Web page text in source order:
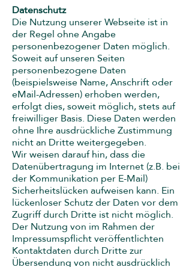
Datenschutz
Die Nutzung unserer Webseite ist in
der Regel ohne Angabe
personenbezogener Daten möglich.
Soweit auf unseren Seiten
personenbezogene Daten
(beispielsweise Name, Anschrift oder
eMail-Adressen) erhoben werden,
erfolgt dies, soweit möglich, stets auf
freiwilliger Basis. Diese Daten werden
ohne Ihre ausdrückliche Zustimmung
nicht an Dritte weitergegeben.
Wir weisen darauf hin, dass die
Datenübertragung im Internet (z.B. bei
der Kommunikation per E-Mail)
Sicherheitslücken aufweisen kann. Ein
lückenloser Schutz der Daten vor dem
Zugriff durch Dritte ist nicht möglich.
Der Nutzung von im Rahmen der
Impressumspflicht veröffentlichten
Kontaktdaten durch Dritte zur
Übersendung von nicht ausdrücklich